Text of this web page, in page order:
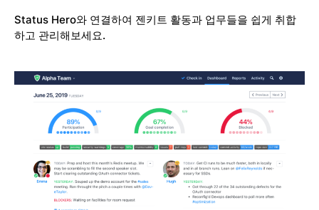
Status Hero와 연결하여 젠키트 활동과 업무들을 쉽게 취합
하고 관리해보세요.